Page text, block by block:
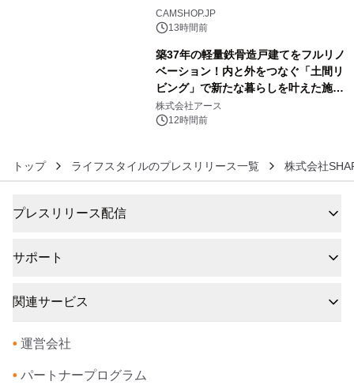
CAMSHOP.JP
13時間前
築37年の軽量鉄骨造戸建てをフルリノ
ベーション！内と外をつなぐ「土間リ
ビング」で新たな暮らしを叶えた施工
事例を株式会社アースが公開
株式会社アース
12時間前
トップ ライフスタイルのプレスリリース一覧 株式会社
プレスリリース配信
サポート
関連サービス
• 運営会社
• パートナープログラム